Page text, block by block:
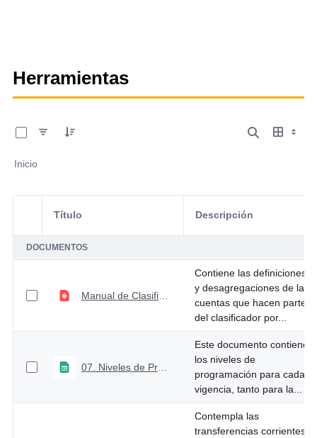
Herramientas
Inicio
Selección del elemento
Título Descripción
DOCUMENTOS
Manual de Clasificación Presupuestal
Contiene las definiciones
y desagregaciones de las
cuentas que hacen parte
del clasificador por...
07. Niveles de Programación 2025
Este documento contiene
los niveles de
programación para cada
vigencia, tanto para la...
Contempla las
transferencias corrientes